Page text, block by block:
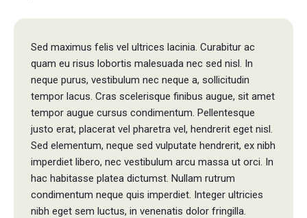
Sed maximus felis vel ultrices lacinia. Curabitur ac
quam eu risus lobortis malesuada nec sed nisl. In
neque purus, vestibulum nec neque a, sollicitudin
tempor lacus. Cras scelerisque finibus augue, sit amet
tempor augue cursus condimentum. Pellentesque
justo erat, placerat vel pharetra vel, hendrerit eget nisl.
Sed elementum, neque sed vulputate hendrerit, ex nibh
imperdiet libero, nec vestibulum arcu massa ut orci. In
hac habitasse platea dictumst. Nullam rutrum
condimentum neque quis imperdiet. Integer ultricies
nibh eget sem luctus, in venenatis dolor fringilla.